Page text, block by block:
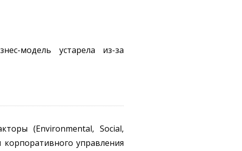
модель устарела из-за
(Environmental, Social,
управления